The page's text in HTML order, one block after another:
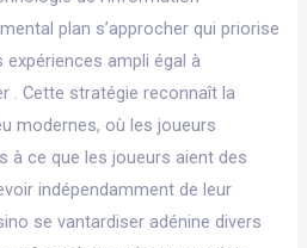
plan s’approcher qui priorise
ampli égal à
. Cette stratégie reconnaît la
modernes, où les joueurs
à ce que les joueurs aient des
indépendamment de leur
se vantardiser adénine divers